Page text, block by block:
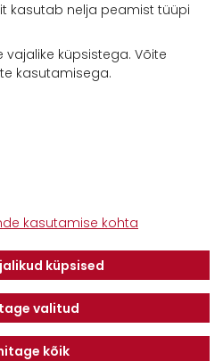
vald
Teenindus
Finantseerimine
Privaatsuseeskiri
kasutab nelja peamist tüüpi
küpsistega. Võite
kasutamisega.
kasutamise kohta
küpsised
valitud
kõik